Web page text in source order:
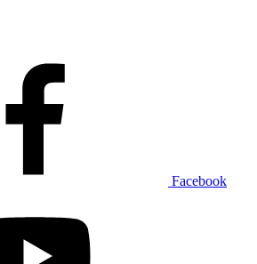
Facebook